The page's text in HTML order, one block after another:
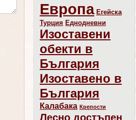
Европа Егейска
Турция Еднодневни
Изоставени
обекти в
България
Изоставено в
България
Калабака Крепости
Лесно достъпен